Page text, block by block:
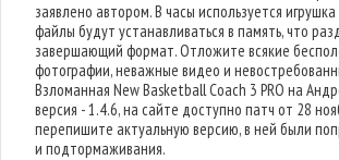
заявлено автором. В часы используется
файлы будут устанавливаться в память, что
завершающий формат. Отложите всякие
фотографии, неважные видео и
Взломанная New Basketball Coach 3 PRO на
версия - 1.4.6, на сайте доступно патч от 28
перепишите актуальную версию, в ней были
и подтормаживания.